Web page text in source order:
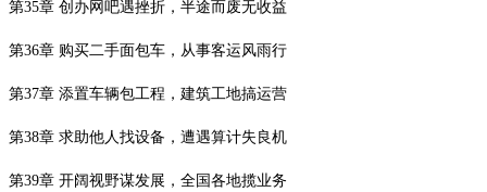
第35章 创办网吧遇挫折，半途而废无收益
第36章 购买二手面包车，从事客运风雨行
第37章 添置车辆包工程，建筑工地搞运营
第38章 求助他人找设备，遭遇算计失良机
第39章 开阔视野谋发展，全国各地揽业务